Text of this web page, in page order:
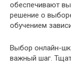
обеспечивают
решение о
обучением
Выбор онлайн-
важный шаг.